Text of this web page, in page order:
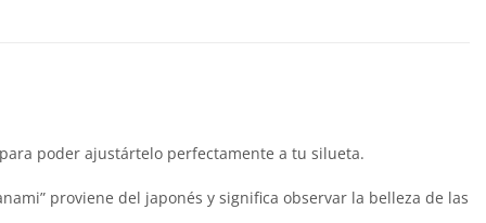
poder ajustártelo perfectamente a tu silueta.
proviene del japonés y significa observar la belleza de las